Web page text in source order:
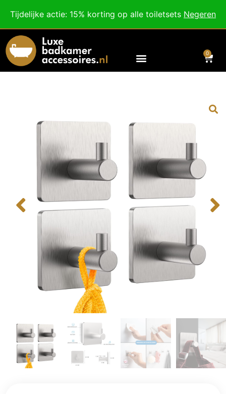
Tijdelijke actie: 15% korting op alle toiletsets Negeren
Voor 18:00 besteld, morgen in huis!
0